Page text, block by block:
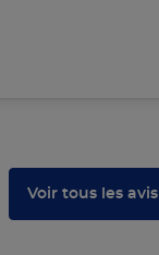
Voir tous les avis